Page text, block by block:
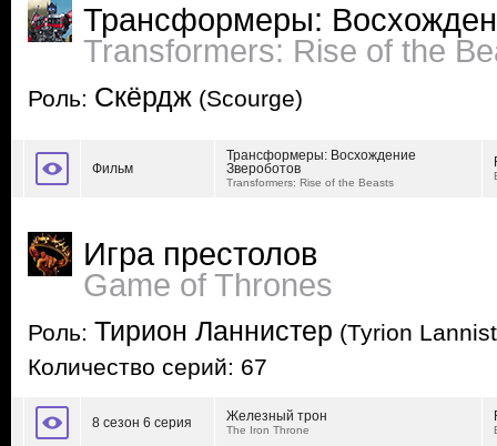
Трансформеры:
Transformers: Rise of the
Роль: Скёрдж (Scourge)
Фильм
Трансформеры: Восхождение
Звероботов
Transformers: Rise of the Beasts
Игра престолов
Game of Thrones
Роль: Тирион Ланнистер (Tyrion
Количество серий: 67
8 сезон 6 серия Железный трон
The Iron Throne